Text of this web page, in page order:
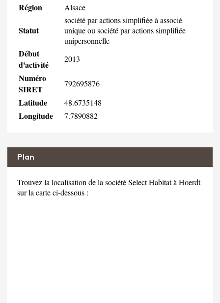
Région Alsace
Statut
société par actions simplifiée à associé
unique ou société par actions simplifiée
unipersonnelle
Début
d'activité
2013
Numéro
SIRET
792695876
Latitude 48.6735148
Longitude 7.7890882
Plan
Trouvez la localisation de la société Select Habitat à Hoerdt
sur la carte ci-dessous :